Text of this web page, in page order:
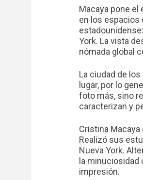
Macaya pone el
en los espacios
York. La vista
nómada global
La ciudad de
lugar, por lo
foto más, sino
caracterizan y
Cristina
Realizó sus
Nueva York.
la
impresión.